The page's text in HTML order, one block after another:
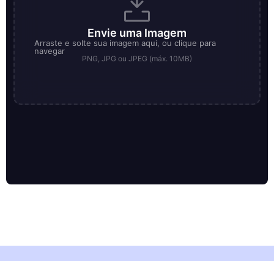
Envie uma Imagem
Arraste e solte sua imagem aqui, ou clique para
navegar
PNG, JPG ou JPEG (máx. 10MB)